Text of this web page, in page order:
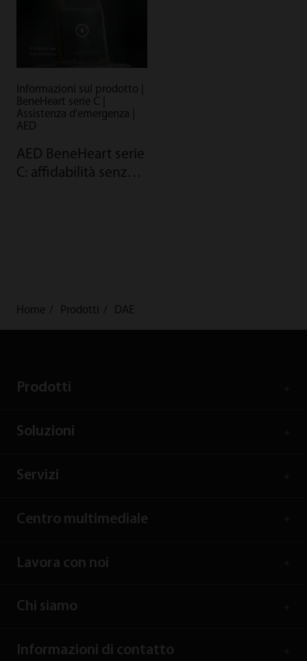
Informazioni sul prodotto |
BeneHeart serie C |
Assistenza d'emergenza |
AED
AED BeneHeart serie
C: affidabilità senza
Home Prodotti DAE
Prodotti
Soluzioni
Servizi
Centro multimediale
Lavora con noi
Chi siamo
Informazioni di contatto